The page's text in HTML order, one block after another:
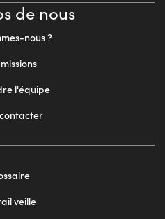
de nous
nous ?
l'équipe
veille